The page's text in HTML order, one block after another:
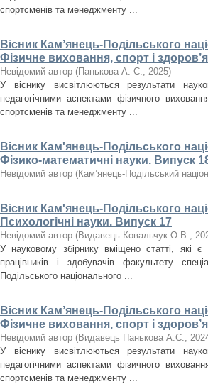
спортсменів та менеджменту ...
Вісник Кам’янець-Подільського
Фізичне виховання, спорт і
Невідомий автор (Панькова А. С., 2025)
У віснику висвітлюються результати
педагогічними аспектами фізичного
спортсменів та менеджменту ...
Вісник Кам'янець-Подільського
Фізико-математичні науки. Випуск
Невідомий автор (Кам’янець-Подільський
Вісник Кам'янець-Подільського
Психологічні науки. Випуск 17
Невідомий автор (Видавець Ковальчук О.В.,
У науковому збірнику вміщено статті, які є
працівників і здобувачів факультету
Подільського національного ...
Вісник Кам’янець-Подільського
Фізичне виховання, спорт і
Невідомий автор (Видавець Панькова А.С.,
У віснику висвітлюються результати
педагогічними аспектами фізичного
спортсменів та менеджменту ...